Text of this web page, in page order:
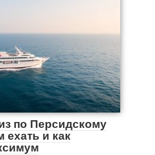
по Персидскому
ехать и как